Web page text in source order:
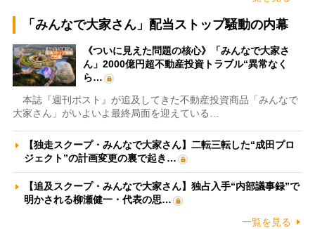
「みんなで大家さん」配当ストップ騒動の内幕
《ついに見えた問題の核心》「みんなで大家さ
ん」2000億円超不動産投資トラブル“異常なく
ら…
本誌『週刊ポスト』が追及してきた不動産投資商品「みんなで
大家さん」がいよいよ最終局面を迎えている…
【独走スクープ・みんなで大家さん】二転三転した“成田プロ
ジェクト”の計画変更の裏で起き…
【追及スクープ・みんなで大家さん】独占入手“内部議事録”で
明かされる柳瀬健一・代表の思…
一覧を見る